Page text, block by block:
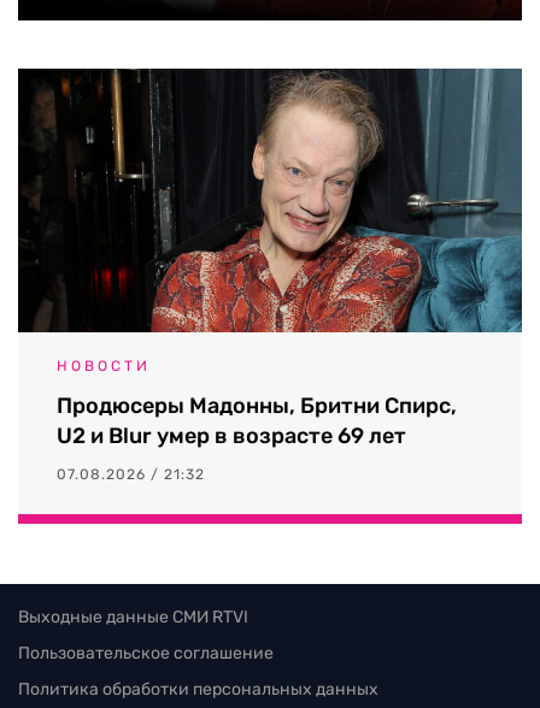
НОВОСТИ
Продюсеры Мадонны, Бритни Спирс,
U2 и Blur умер в возрасте 69 лет
07.08.2026 / 21:32
Выходные данные СМИ RTVI
Пользовательское соглашение
Политика обработки персональных данных